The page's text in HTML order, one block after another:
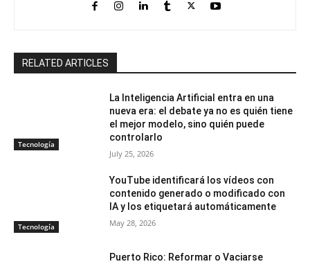
RELATED ARTICLES
Tecnología
La Inteligencia Artificial entra en una
nueva era: el debate ya no es quién tiene
el mejor modelo, sino quién puede
controlarlo
July 25, 2026
Tecnología
YouTube identificará los vídeos con
contenido generado o modificado con
IA y los etiquetará automáticamente
May 28, 2026
Puerto Rico: Reformar o Vaciarse